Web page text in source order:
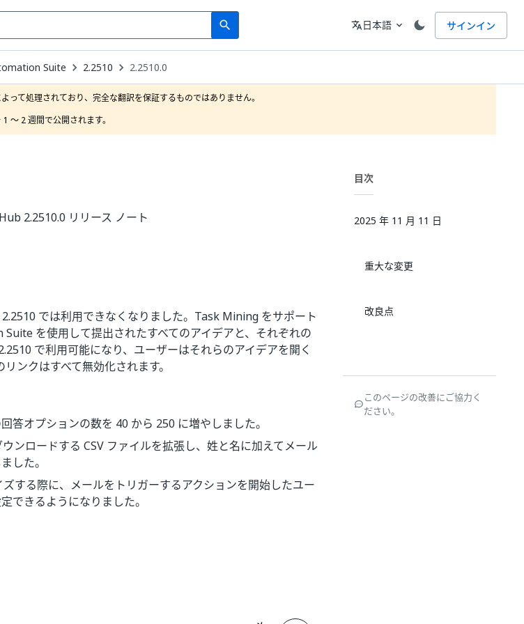
search
Search 言語
translate日本語 expand_more サインイン
Suite 2.2510 2.2510.0
って処理されており、完全な翻訳を保証するものではありません。
～ 2 週間で公開されます。
2.2510.0 リリース ノート
では利用できなくなりました。Task Mining をサポート
を使用して提出されたすべてのアイデアと、それぞれの
で利用可能になり、ユーザーはそれらのアイデアを開く
ンクはすべて無効化されます。
答オプションの数を 40 から 250 に増やしました。
ンロードする CSV ファイルを拡張し、姓と名に加えてメール
した。
する際に、メールをトリガーするアクションを開始したユー
できるようになりました。
目次
2025 年 11 月 11 日
重大な変更
改良点
このページの改善にご協力く
ださい。